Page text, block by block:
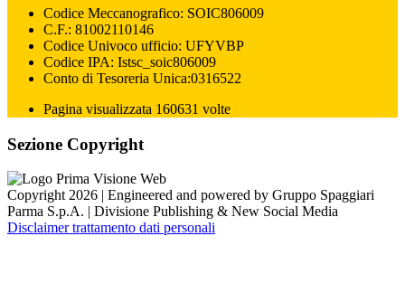
Codice Meccanografico: SOIC806009
C.F.: 81002110146
Codice Univoco ufficio: UFYVBP
Codice IPA: Istsc_soic806009
Conto di Tesoreria Unica:0316522
Pagina visualizzata 160631 volte
Sezione Copyright
Copyright 2026 | Engineered and powered by Gruppo Spaggiari
Parma S.p.A. | Divisione Publishing & New Social Media
Disclaimer trattamento dati personali